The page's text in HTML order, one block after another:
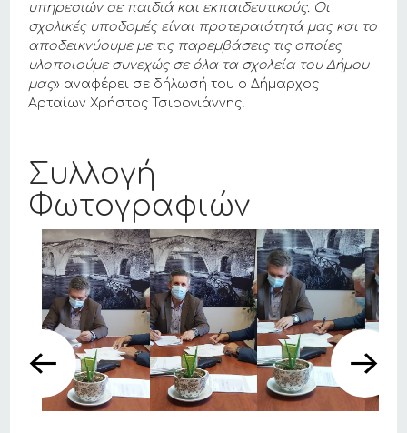
υπηρεσιών σε παιδιά και εκπαιδευτικούς. Οι
σχολικές υποδομές είναι προτεραιότητά μας και το
αποδεικνύουμε με τις παρεμβάσεις τις οποίες
υλοποιούμε συνεχώς σε όλα τα σχολεία του Δήμου
μας» αναφέρει σε δήλωσή του ο Δήμαρχος
Αρταίων Χρήστος Τσιρογιάννης.
Συλλογή
Φωτογραφιών